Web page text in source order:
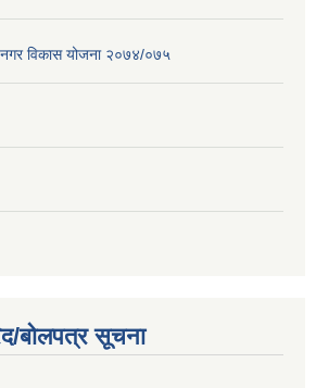
नगर विकास योजना २०७४/०७५
बोलपत्र सूचना